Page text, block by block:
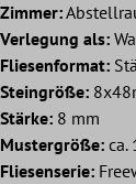
Zimmer:
Verlegung als:
Fliesenformat:
Steingröße:
Stärke: 8 mm
Mustergröße: ca.
Fliesenserie: